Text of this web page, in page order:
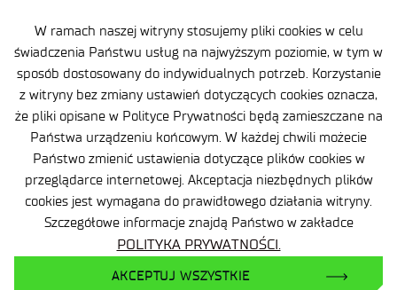
W ramach naszej witryny stosujemy pliki cookies w celu
świadczenia Państwu usług na najwyższym poziomie, w tym w
sposób dostosowany do indywidualnych potrzeb. Korzystanie
z witryny bez zmiany ustawień dotyczących cookies oznacza,
że pliki opisane w Polityce Prywatności będą zamieszczane na
Państwa urządzeniu końcowym. W każdej chwili możecie
Państwo zmienić ustawienia dotyczące plików cookies w
przeglądarce internetowej. Akceptacja niezbędnych plików
cookies jest wymagana do prawidłowego działania witryny.
Szczegółowe informacje znajdą Państwo w zakładce
POLITYKA PRYWATNOŚCI.
AKCEPTUJ WSZYSTKIE
Baza Wiedzy
Projekty
Ogrody Doświadczeń
Branżowy Punkt Kontaktowy
Deklaracja dostępności
Dane osobowe
Polityka prywatności
Mapa serwisu